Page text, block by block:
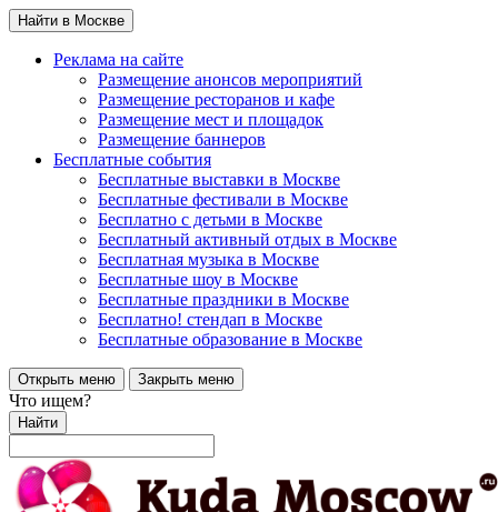
Найти в Москве
Реклама на сайте
Размещение анонсов мероприятий
Размещение ресторанов и кафе
Размещение мест и площадок
Размещение баннеров
Бесплатные события
Бесплатные выставки в Москве
Бесплатные фестивали в Москве
Бесплатно с детьми в Москве
Бесплатный активный отдых в Москве
Бесплатная музыка в Москве
Бесплатные шоу в Москве
Бесплатные праздники в Москве
Бесплатно! стендап в Москве
Бесплатные образование в Москве
Открыть меню Закрыть меню
Что ищем?
Найти